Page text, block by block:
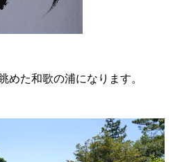
めた和歌の浦になります。